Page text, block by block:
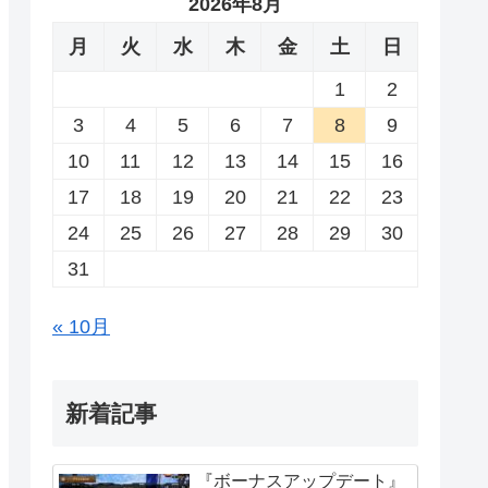
2026年8月
月
火 水 木 金 土
日
1
2
3
4 5 6 7 8
9
10
11 12 13 14 15
16
17
18 19 20 21 22
23
24
25 26 27 28 29
30
31
« 10月
新着記事
『ボーナスアップデート』